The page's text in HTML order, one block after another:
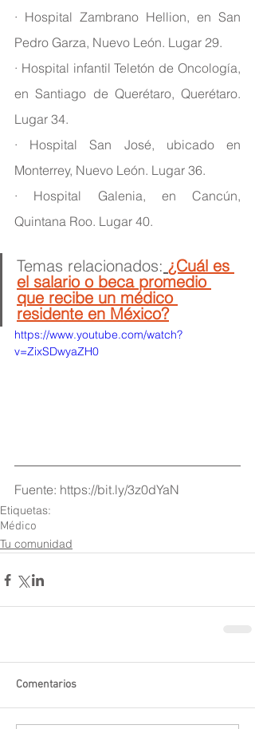
· Hospital Zambrano Hellion, en San
Pedro Garza, Nuevo León. Lugar 29.
· Hospital infantil Teletón de Oncología,
en Santiago de Querétaro, Querétaro.
Lugar 34.
· Hospital San José, ubicado en
Monterrey, Nuevo León. Lugar 36.
· Hospital Galenia, en Cancún,
Quintana Roo. Lugar 40.
Temas relacionados: ¿Cuál es
el salario o beca promedio
que recibe un médico
residente en México?
https://www.youtube.com/watch?
v=ZixSDwyaZH0
Fuente: https://bit.ly/3z0dYaN
Etiquetas:
Médico
Tu comunidad
Comentarios